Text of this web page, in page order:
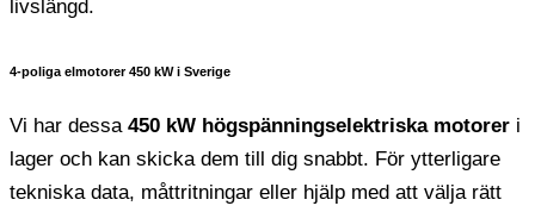
livslängd.
4-poliga elmotorer 450 kW i Sverige
Vi har dessa 450 kW högspänningselektriska motorer i
lager och kan skicka dem till dig snabbt. För ytterligare
tekniska data, måttritningar eller hjälp med att välja rätt